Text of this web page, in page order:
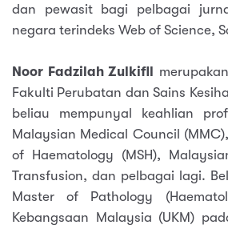
dan pewasit bagi pelbagai
negara terindeks Web of Science,
Noor Fadzilah Zulkifll
Fakulti Perubatan dan Sains
beliau mempunyal keahlian
Malaysian Medical Council
of Haematology (MSH),
Transfusion, dan pelbagai lagi.
Master of Pathology
Kebangsaan Malaysia (UKM)